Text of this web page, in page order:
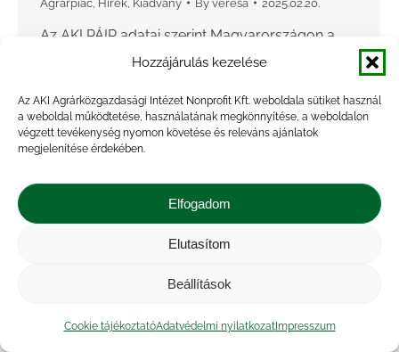
Hozzájárulás kezelése
Az AKI Agrárközgazdasági Intézet Nonprofit Kft. weboldala sütiket használ
a weboldal működtetése, használatának megkönnyítése, a weboldalon
végzett tevékenység nyomon követése és releváns ajánlatok
megjelenítése érdekében.
Elfogadom
Elutasítom
Beállítások
Cookie tájékoztatóAdatvédelmi nyilatkozatImpresszum
Agrárpiac Hírek Kiadvány By veresa 2025.02.20.
Az AKI PÁIR adatai szerint Magyarországon a
nyerstej országos termelői átlagára 206,96
zsírtartalom 0,02 a fehérjetartalom 0,01
százalékpontos romlása, valamint az alapár 3
százalékos növekedése…